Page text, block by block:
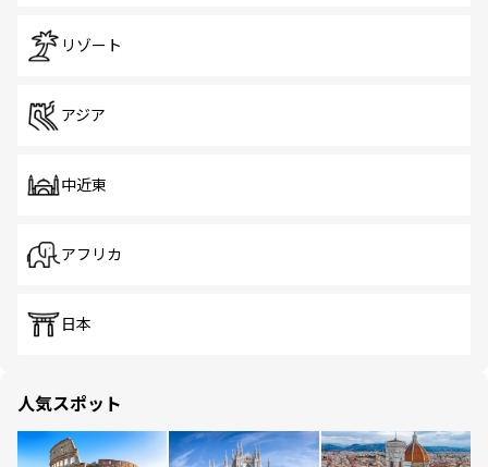
リゾート
アジア
中近東
アフリカ
日本
人気スポット